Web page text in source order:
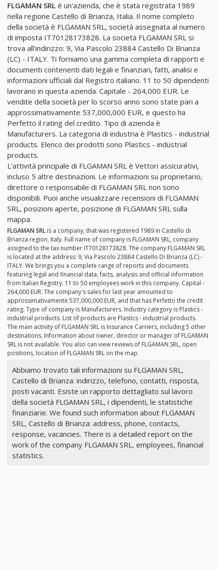
FLGAMAN SRL è un'azienda, che è stata registrata 1989
nella regione Castello di Brianza, Italia. Il nome completo
della società è FLGAMAN SRL, società assegnata al numero
di imposta IT70128173828. La società FLGAMAN SRL si
trova all'indirizzo: 9, Via Pascolo 23884 Castello Di Brianza
(LC) - ITALY. Ti forniamo una gamma completa di rapporti e
documenti contenenti dati legali e finanziari, fatti, analisi e
informazioni ufficiali dal Registro italiano. 11 to 50 dipendenti
lavorano in questa azienda. Capitale - 264,000 EUR. Le
vendite della società per lo scorso anno sono state pari a
approssimativamente 537,000,000 EUR, e questo ha
Perfetto il rating del credito. Tipo di azienda è
Manufacturers. La categoria di industria è Plastics - industrial
products. Elenco dei prodotti sono Plastics - industrial
products.
L'attività principale di FLGAMAN SRL è Vettori assicurativi,
incluso 5 altre destinazioni. Le informazioni su proprietario,
direttore o responsabile di FLGAMAN SRL non sono
disponibili. Puoi anche visualizzare recensioni di FLGAMAN
SRL, posizioni aperte, posizione di FLGAMAN SRL sulla
mappa.
FLGAMAN SRL is a company, that was registered 1989 in Castello di
Brianza region, Italy. Full name of company is FLGAMAN SRL, company
assigned to the tax number IT70128173828. The company FLGAMAN SRL
is located at the address: 9, Via Pascolo 23884 Castello Di Brianza (LC) -
ITALY. We brings you a complete range of reports and documents
featuring legal and financial data, facts, analysis and official information
from Italian Registry. 11 to 50 employees work in this company. Capital -
264,000 EUR. The company's sales for last year amounted to
approssimativamente 537,000,000 EUR, and that has Perfetto the credit
rating. Type of company is Manufacturers. Industry category is Plastics -
industrial products. List of products are Plastics - industrial products.
The main activity of FLGAMAN SRL is Insurance Carriers, including 5 other
destinations. Information about owner, director or manager of FLGAMAN
SRL is not available. You also can view reviews of FLGAMAN SRL, open
positions, location of FLGAMAN SRL on the map.
Abbiamo trovato tali informazioni su FLGAMAN SRL,
Castello di Brianza: indirizzo, telefono, contatti, risposta,
posti vacanti. Esiste un rapporto dettagliato sul lavoro
della società FLGAMAN SRL, i dipendenti, le statistiche
finanziarie. We found such information about FLGAMAN
SRL, Castello di Brianza: address, phone, contacts,
response, vacancies. There is a detailed report on the
work of the company FLGAMAN SRL, employees, financial
statistics.